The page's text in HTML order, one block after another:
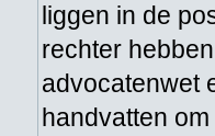
liggen in de
rechter
advocatenwet
handvatten